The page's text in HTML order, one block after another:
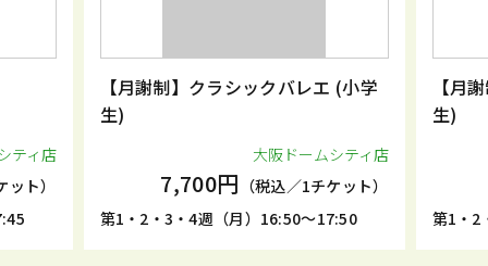
ティ店
ト）
【月謝制】クラシックバレエ (小学
生)
大阪ドームシティ店
7,700円 （税込／1チケット）
第1・2・3・4週（月）16:50～17:50
【月
生)
第1・2